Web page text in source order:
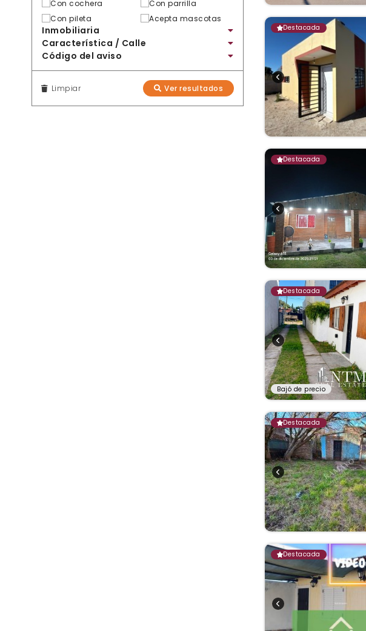
Con cochera
Con parrilla
Con pileta
Acepta mascotas
Inmobiliaria
Característica / Calle
Código del aviso
Limpiar Ver resultados
Destacada
Destacada
Destacada
Bajó de precio
Destacada
Destacada